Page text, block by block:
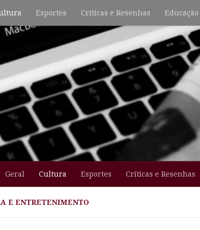
Esportes Críticas e Resenhas Educação
Geral Cultura Esportes Críticas e Resenhas
E ENTRETENIMENTO